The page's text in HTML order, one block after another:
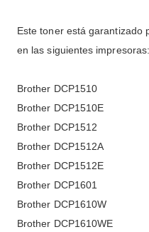
Este toner está garantizado
en las siguientes impresoras:
Brother DCP1510
Brother DCP1510E
Brother DCP1512
Brother DCP1512A
Brother DCP1512E
Brother DCP1601
Brother DCP1610W
Brother DCP1610WE